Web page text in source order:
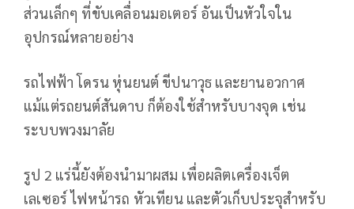
ส่วนเล็กๆ ที่ขับเคลื่อนมอเตอร์ อันเป็นหัวใจใน
อุปกรณ์หลายอย่าง
รถไฟฟ้า โดรน หุ่นยนต์ ขีปนาวุธ และยานอวกาศ
แม้แต่รถยนต์สันดาบ ก็ต้องใช้สำหรับบางจุด เช่น
ระบบพวงมาลัย
รูป 2 แร่นี้ยังต้องนำมาผสม เพื่อผลิตเครื่องเจ็ต
เลเซอร์ ไฟหน้ารถ หัวเทียน และตัวเก็บประจุสำหรับ